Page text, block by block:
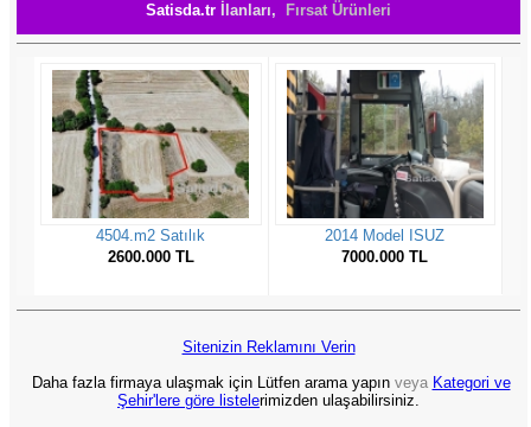
Satisda.tr İlanları, Fırsat Ürünleri
Sitenizin Reklamını Verin
Daha fazla firmaya ulaşmak için Lütfen arama yapınveya Kategori ve
Şehir'lere göre listelerimizden ulaşabilirsiniz.